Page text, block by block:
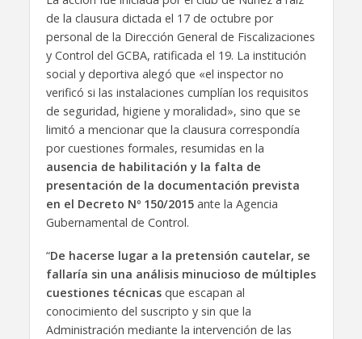
de la clausura dictada el 17 de octubre por
personal de la Dirección General de Fiscalizaciones
y Control del GCBA, ratificada el 19. La institución
social y deportiva alegó que «el inspector no
verificó si las instalaciones cumplían los requisitos
de seguridad, higiene y moralidad», sino que se
limitó a mencionar que la clausura correspondía
por cuestiones formales, resumidas en la
ausencia de habilitación y la falta de
presentación de la documentación prevista
en el Decreto Nº 150/2015ante la Agencia
Gubernamental de Control.
“De hacerse lugar a la pretensión cautelar, se
fallaría sin una análisis minucioso de múltiples
cuestiones técnicasque escapan al
conocimiento del suscripto y sin que la
Administración mediante la intervención de las